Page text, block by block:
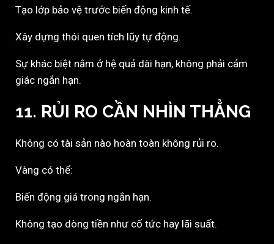
Tạo lớp bảo vệ trước biến động kinh tế.
Xây dựng thói quen tích lũy tự động.
Sự khác biệt nằm ở hệ quả dài hạn, không phải cảm
giác ngắn hạn.
11. RỦI RO CẦN NHÌN THẲNG
Không có tài sản nào hoàn toàn không rủi ro.
Vàng có thể:
Biến động giá trong ngắn hạn.
Không tạo dòng tiền như cổ tức hay lãi suất.